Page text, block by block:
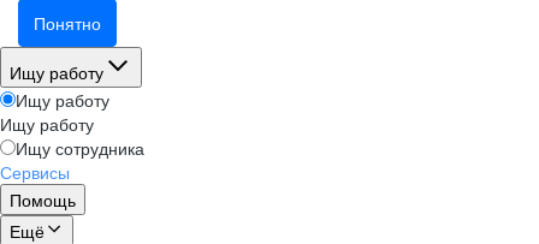
Понятно
Ищу работу
Ищу работу
Ищу работу
Ищу сотрудника
Сервисы
Помощь
Ещё